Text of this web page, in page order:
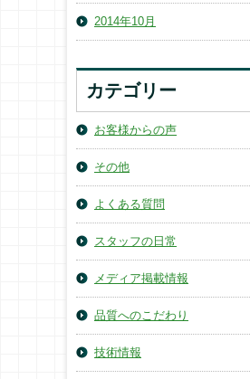
2014年10月
カテゴリー
お客様からの声
その他
よくある質問
スタッフの日常
メディア掲載情報
品質へのこだわり
技術情報